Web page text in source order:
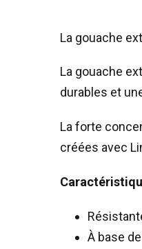
La gouache
La gouache
durables et
La forte
créées avec
À base